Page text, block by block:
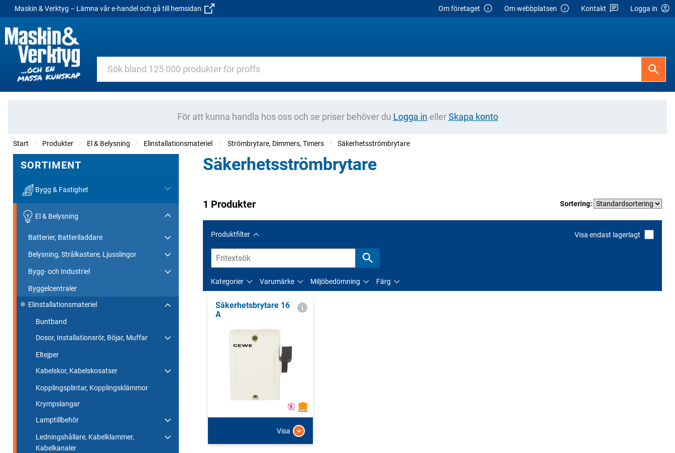
Maskin & Verktyg – Lämna vår e-handel och gå till hemsidan Om företaget Om webbplatsen Kontakt Logga in
För att kunna handla hos oss och se priser behöver du Logga in ellerSkapa konto
Start Produkter El & Belysning Elinstallationsmateriel Strömbrytare, Dimmers, Timers Säkerhetsströmbrytare
SORTIMENT
Bygg & Fastighet
El & Belysning
Batterier, Batteriladdare
Belysning, Strålkastare, Ljusslingor
Bygg- och Industriel
Byggelcentraler
Elinstallationsmateriel
Buntband
Dosor, Installationsrör, Böjar, Muffar
Eltejper
Kabelskor, Kabelskosatser
Kopplingsplintar, Kopplingsklämmor
Krympslangar
Lamptillbehör
Ledningshållare, Kabelklammer,
Kabelkanaler
Säkerhetsströmbrytare
1 Produkter Sortering:
Produktfilter Visa endast lagerlagt
Kategorier Varumärke Miljöbedömning Färg
Säkerhetsbrytare 16
A
Visa